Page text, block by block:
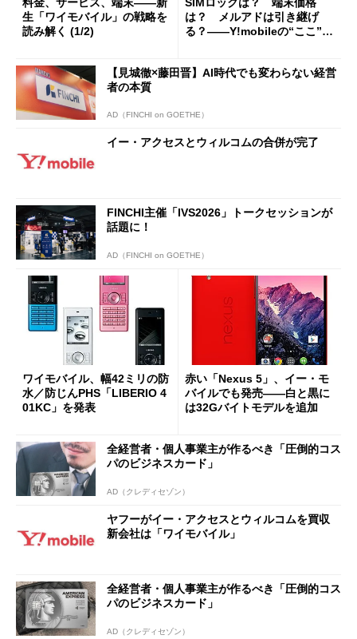
生「ワイモバイル」の戦略を
読み解く (1/2)
は？ メルアドは引き継げ
る？――Y!mobileの“ここ”が
【見城徹×藤田晋】AI時代でも変わらない経営
者の本質
AD（FINCHI on GOETHE）
イー・アクセスとウィルコムの合併が完了
FINCHI主催「IVS2026」トークセッションが
話題に！
AD（FINCHI on GOETHE）
ワイモバイル、幅42ミリの防
水／防じんPHS「LIBERIO 4
01KC」を発表
赤い「Nexus 5」、イー・モ
バイルでも発売――白と黒に
は32Gバイトモデルを追加
全経営者・個人事業主が作るべき「圧倒的コス
パのビジネスカード」
AD（クレディセゾン）
ヤフーがイー・アクセスとウィルコムを買収
新会社は「ワイモバイル」
全経営者・個人事業主が作るべき「圧倒的コス
パのビジネスカード」
AD（クレディセゾン）